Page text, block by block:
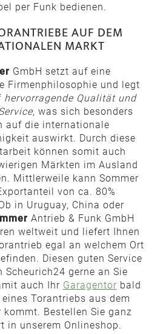
per Funk bedienen.
AUF DEM
MARKT
GmbH setzt auf eine
Firmenphilosophie und legt
hervorragende Qualität und
, was sich besonders
auf die internationale
auswirkt. Durch diese
können somit auch
Märkten im Ausland
Mittlerweile kann Sommer
von ca. 80%
in Uruguay, China oder
Antrieb & Funk GmbH
weltweit und liefert Ihnen
egal an welchem Ort
Diesen guten Service
Scheurich24 gerne an Sie
auch Ihr Garagentor bald
Torantriebs aus dem
kommt. Bestellen Sie ganz
in unserem Onlineshop.